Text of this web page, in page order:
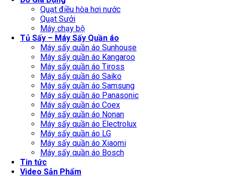
Quạt điều hòa hơi nước
Quạt Sưởi
Máy chạy bộ
Tủ Sấy – Máy Sấy Quần áo
Máy sấy quần áo Sunhouse
Máy sấy quần áo Kangaroo
Máy sấy quần áo Tiross
Máy sấy quần áo Saiko
Máy sấy quần áo Samsung
Máy sấy quần áo Panasonic
Máy sấy quần áo Coex
Máy sấy quần áo Nonan
Máy sấy quần áo Electrolux
Máy sấy quần áo LG
Máy sấy quần áo Xiaomi
Máy sấy quần áo Bosch
Tin tức
Video Sản Phẩm